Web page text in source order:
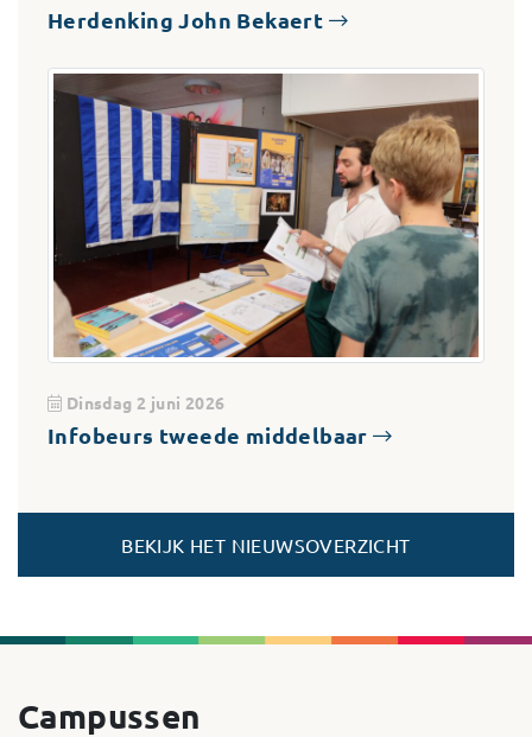
Herdenking John Bekaert
Dinsdag 2 juni 2026
Infobeurs tweede middelbaar
BEKIJK HET NIEUWSOVERZICHT
Campussen